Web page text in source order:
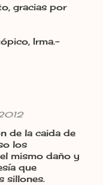
gracias por
Irma.-
de la caida de
los
mismo daño y
que
sillones.